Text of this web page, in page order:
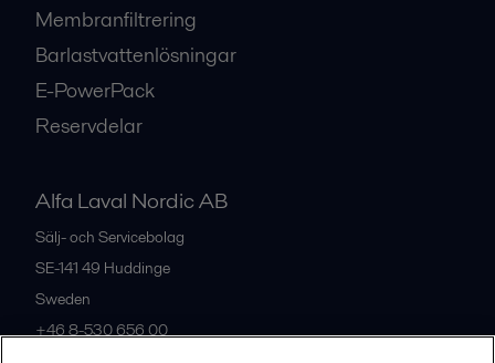
Membranfiltrering
Barlastvattenlösningar
E-PowerPack
Reservdelar
Alfa Laval Nordic AB
Sälj- och Servicebolag
SE-141 49 Huddinge
Sweden
+46 8-530 656 00